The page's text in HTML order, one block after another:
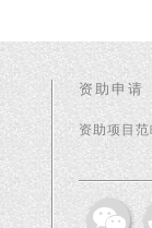
资助申请
资助项目